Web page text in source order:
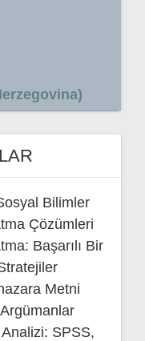
Bilimler
Çözümleri
Başarılı Bir
Metni
SPSS,